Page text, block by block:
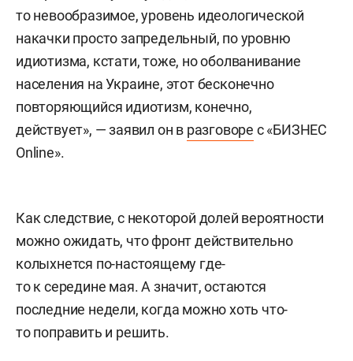
то невообразимое, уровень идеологической
накачки просто запредельный, по уровню
идиотизма, кстати, тоже, но оболванивание
населения на Украине, этот бесконечно
повторяющийся идиотизм, конечно,
действует», — заявил он в разговоре с «БИЗНЕС
Online».
Как следствие, с некоторой долей вероятности
можно ожидать, что фронт действительно
колыхнется по-настоящему где-
то к середине мая. А значит, остаются
последние недели, когда можно хоть что-
то поправить и решить.